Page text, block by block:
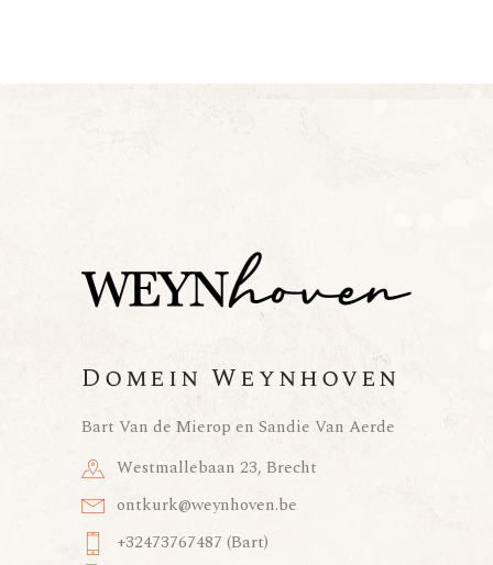
Domein Weynhoven
Bart Van de Mierop en Sandie Van Aerde
Westmallebaan 23, Brecht
ontkurk@weynhoven.be
+32473767487 (Bart)